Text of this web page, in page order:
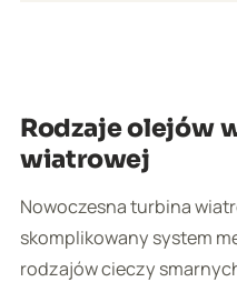
Rodzaje olejów
wiatrowej
Nowoczesna turbina
skomplikowany system
rodzajów cieczy